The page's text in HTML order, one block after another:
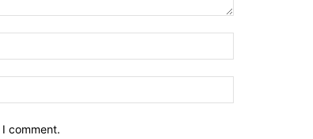
comment.